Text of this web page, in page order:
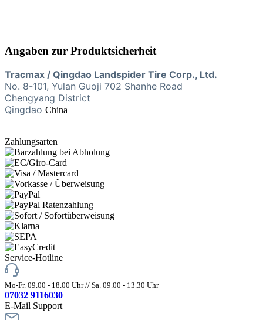
Angaben zur Produktsicherheit
Tracmax / Qingdao Landspider Tire Corp., Ltd.
No. 8-101, Yulan Guoji 702 Shanhe Road
Chengyang District
Qingdao China
Zahlungsarten
Service-Hotline
Mo-Fr. 09.00 - 18.00 Uhr // Sa. 09.00 - 13.30 Uhr
07032 9116030
E-Mail Support